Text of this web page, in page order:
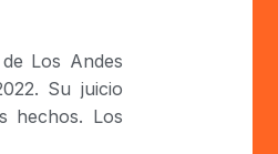
Los Andes
Su juicio
hechos. Los